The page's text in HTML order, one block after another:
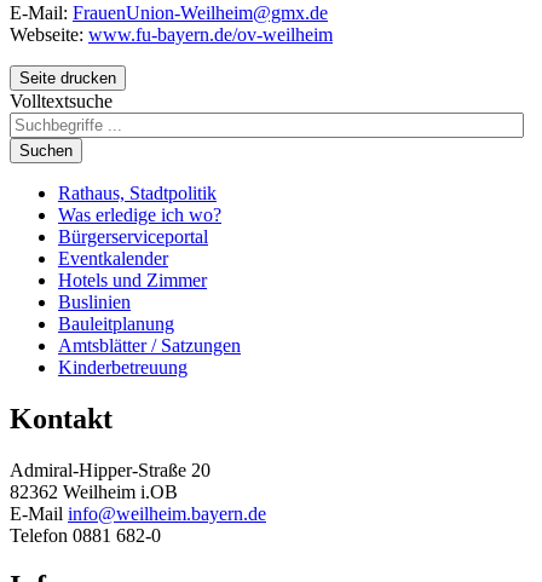
E-Mail: FrauenUnion-Weilheim@gmx.de
Webseite: www.fu-bayern.de/ov-weilheim
Seite drucken
Volltextsuche
Suchen
Rathaus, Stadtpolitik
Was erledige ich wo?
Bürgerserviceportal
Eventkalender
Hotels und Zimmer
Buslinien
Bauleitplanung
Amtsblätter / Satzungen
Kinderbetreuung
Kontakt
Admiral-Hipper-Straße 20
82362 Weilheim i.OB
E-Mail info@weilheim.bayern.de
Telefon 0881 682-0